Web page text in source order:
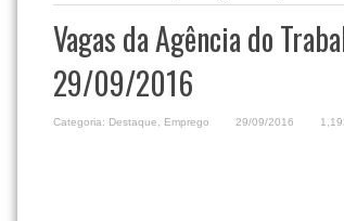
Vagas da Agência do
29/09/2016
Categoria: Destaque Emprego 29/09/2016